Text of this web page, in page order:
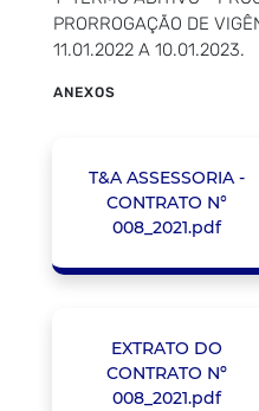
PRORROGAÇÃO DE
11.01.2022 A 10.01.2023.
ANEXOS
T&A ASSESSORIA -
CONTRATO N°
008_2021.pdf
EXTRATO DO
CONTRATO Nº
008_2021.pdf